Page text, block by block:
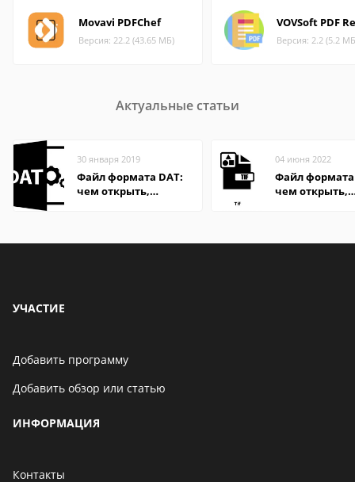
Movavi PDFChef
Версия: 22.2 (43.65 МБ)
VOVSoft PDF
Версия: 2.2 (5.2
Актуальные статьи
30 января 2019
Файл формата DAT:
чем открыть,
04 июня 2022
Файл формата
чем открыть,
УЧАСТИЕ
Добавить программу
Добавить обзор или статью
ИНФОРМАЦИЯ
Контакты